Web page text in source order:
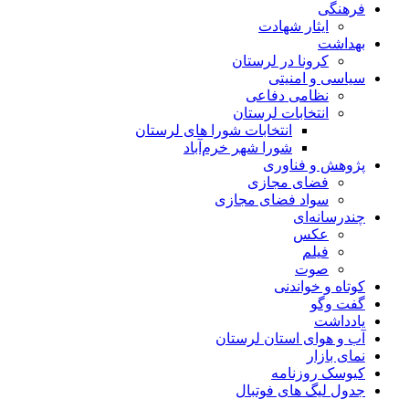
فرهنگی
ایثار شهادت
بهداشت
کرونا در لرستان
سیاسی و امنیتی
نظامی دفاعی
انتخابات لرستان
انتخابات شورا های لرستان
شورا شهر خرم‌آباد
پژوهش و فناوری
فضای مجازی
سواد فضای مجازی
چندرسانه‌ای
عكس
فیلم
صوت
کوتاه و خواندنی
گفت وگو
یادداشت
آب و هوای استان لرستان
نمای بازار
کیوسک روزنامه
جدول لیگ های فوتبال